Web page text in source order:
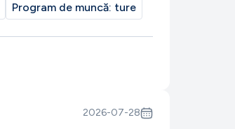
Program de muncă: ture
2026-07-28